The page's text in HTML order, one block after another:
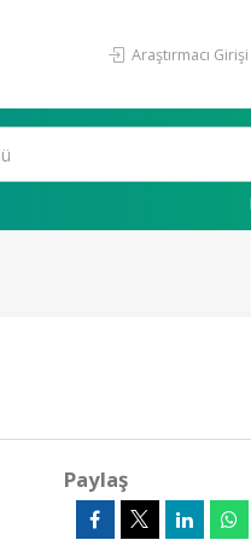
Araştırmacı Girişi
Paylaş